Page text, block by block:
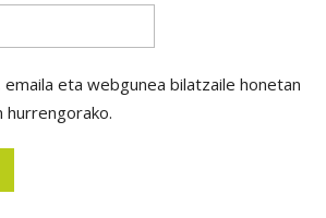
eta webgunea bilatzaile honetan
hurrengorako.